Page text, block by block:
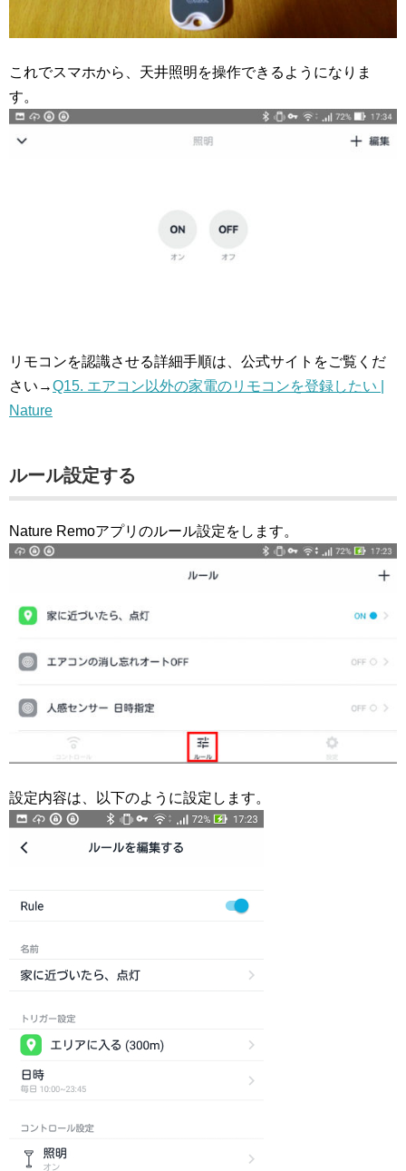
これでスマホから、天井照明を操作できるようになりま
す。
リモコンを認識させる詳細手順は、公式サイトをご覧くだ
さい→Q15. エアコン以外の家電のリモコンを登録したい |
Nature
ルール設定する
Nature Remoアプリのルール設定をします。
設定内容は、以下のように設定します。